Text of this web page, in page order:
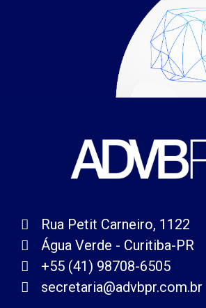
Rua Petit Carneiro, 1122
Água Verde - Curitiba-PR
+55 (41) 98708-6505
secretaria@advbpr.com.br